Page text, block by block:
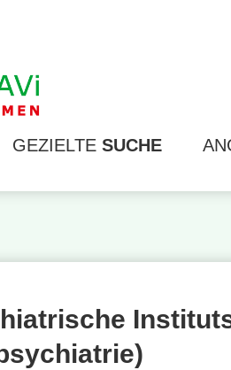
GEZIELTE SUCHE